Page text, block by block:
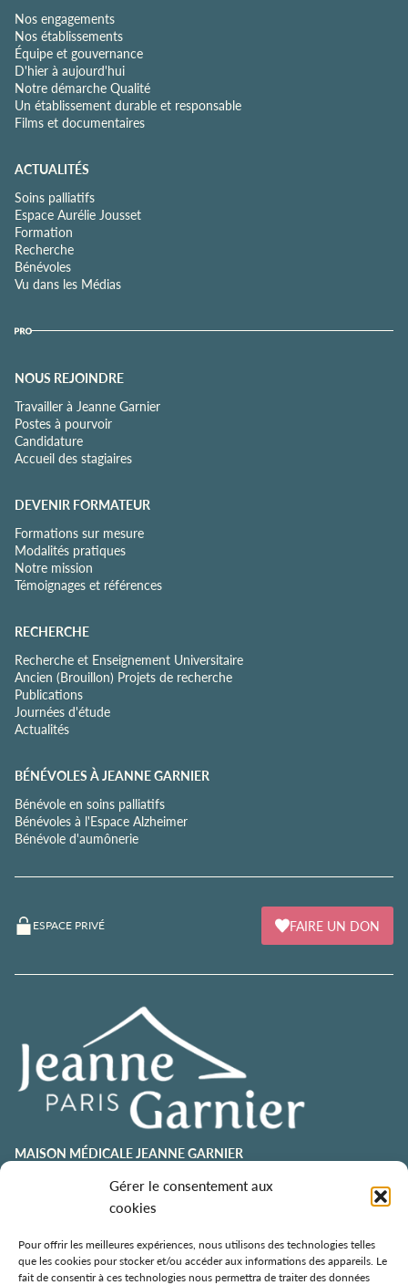
Gérer le consentement aux
cookies
Pour offrir les meilleures expériences, nous utilisons des technologies telles
que les cookies pour stocker et/ou accéder aux informations des appareils. Le
fait de consentir à ces technologies nous permettra de traiter des données
Nos engagements
Nos établissements
Équipe et gouvernance
D'hier à aujourd'hui
Notre démarche Qualité
Un établissement durable et responsable
Films et documentaires
ACTUALITÉS
Soins palliatifs
Espace Aurélie Jousset
Formation
Recherche
Bénévoles
Vu dans les Médias
NOUS REJOINDRE
Travailler à Jeanne Garnier
Postes à pourvoir
Candidature
Accueil des stagiaires
DEVENIR FORMATEUR
Formations sur mesure
Modalités pratiques
Notre mission
Témoignages et références
RECHERCHE
Recherche et Enseignement Universitaire
Ancien (Brouillon) Projets de recherche
Publications
Journées d'étude
Actualités
BÉNÉVOLES À JEANNE GARNIER
Bénévole en soins palliatifs
Bénévoles à l'Espace Alzheimer
Bénévole d'aumônerie
ESPACE PRIVÉ FAIRE UN DON
MAISON MÉDICALE JEANNE GARNIER
contact@jeannegarnier-paris.org
01 43 92 21 00
106 avenue Émile Zola
75015 Paris
ESPACE AURÉLIE JOUSSET